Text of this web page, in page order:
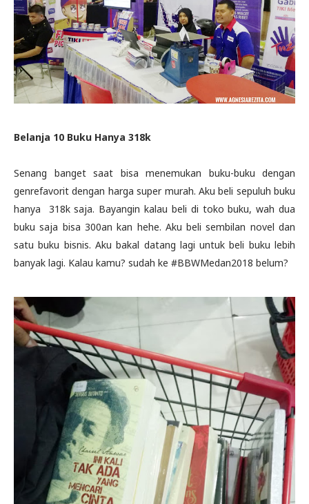
Belanja 10 Buku Hanya 318k
Senang banget saat bisa menemukan buku-buku dengan
genrefavorit dengan harga super murah. Aku beli sepuluh buku
hanya 318k saja. Bayangin kalau beli di toko buku, wah dua
buku saja bisa 300an kan hehe. Aku beli sembilan novel dan
satu buku bisnis. Aku bakal datang lagi untuk beli buku lebih
banyak lagi. Kalau kamu? sudah ke #BBWMedan2018 belum?